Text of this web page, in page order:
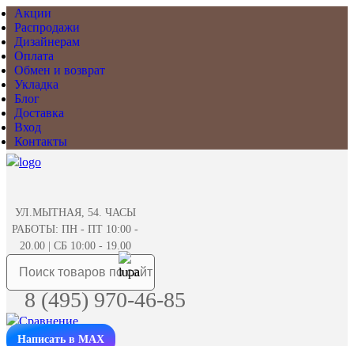
Акции
Распродажи
Дизайнерам
Оплата
Обмен и возврат
Укладка
Блог
Доставка
Вход
Контакты
УЛ.МЫТНАЯ, 54. ЧАСЫ
РАБОТЫ: ПН - ПТ 10:00 -
20.00 | СБ 10:00 - 19.00
8 (495) 970-46-85
Написать в MAX